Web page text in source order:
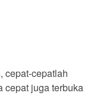
cepat-cepatlah
cepat juga terbuka